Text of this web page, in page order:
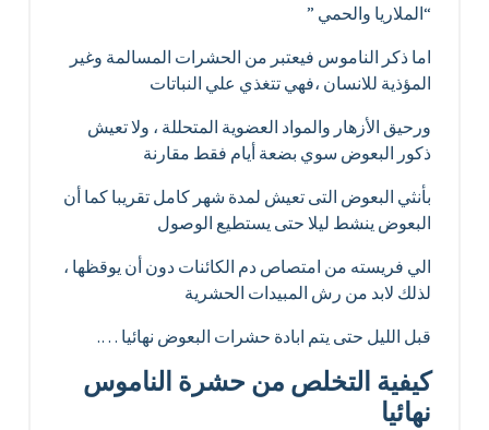
“الملاريا والحمي ”
اما ذكر الناموس فيعتبر من الحشرات المسالمة وغير
المؤذية للانسان ،فهي تتغذي علي النباتات
ورحيق الأزهار والمواد العضوية المتحللة ، ولا تعيش
ذكور البعوض سوي بضعة أيام فقط مقارنة
بأنثي البعوض التى تعيش لمدة شهر كامل تقريبا كما أن
البعوض ينشط ليلا حتى يستطيع الوصول
الي فريسته من امتصاص دم الكائنات دون أن يوقظها ،
لذلك لابد من رش المبيدات الحشرية
قبل الليل حتى يتم ابادة حشرات البعوض نهائيا ….
كيفية التخلص من حشرة الناموس
نهائيا